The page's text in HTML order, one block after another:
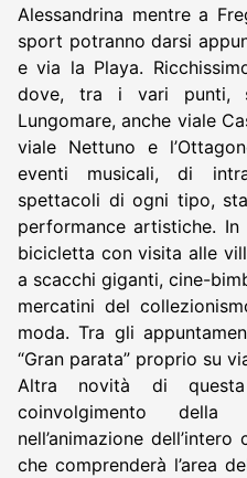
Alessandrina mentre a
sport potranno darsi
e via la Playa.
dove, tra i vari punti,
Lungomare, anche viale
viale Nettuno e
eventi musicali, di
spettacoli di ogni tipo,
performance artistiche.
bicicletta con visita alle
a scacchi giganti, cine-
mercatini del
moda. Tra gli
“Gran parata” proprio su
Altra novità di
coinvolgimento
nell’animazione
che comprenderà l’area